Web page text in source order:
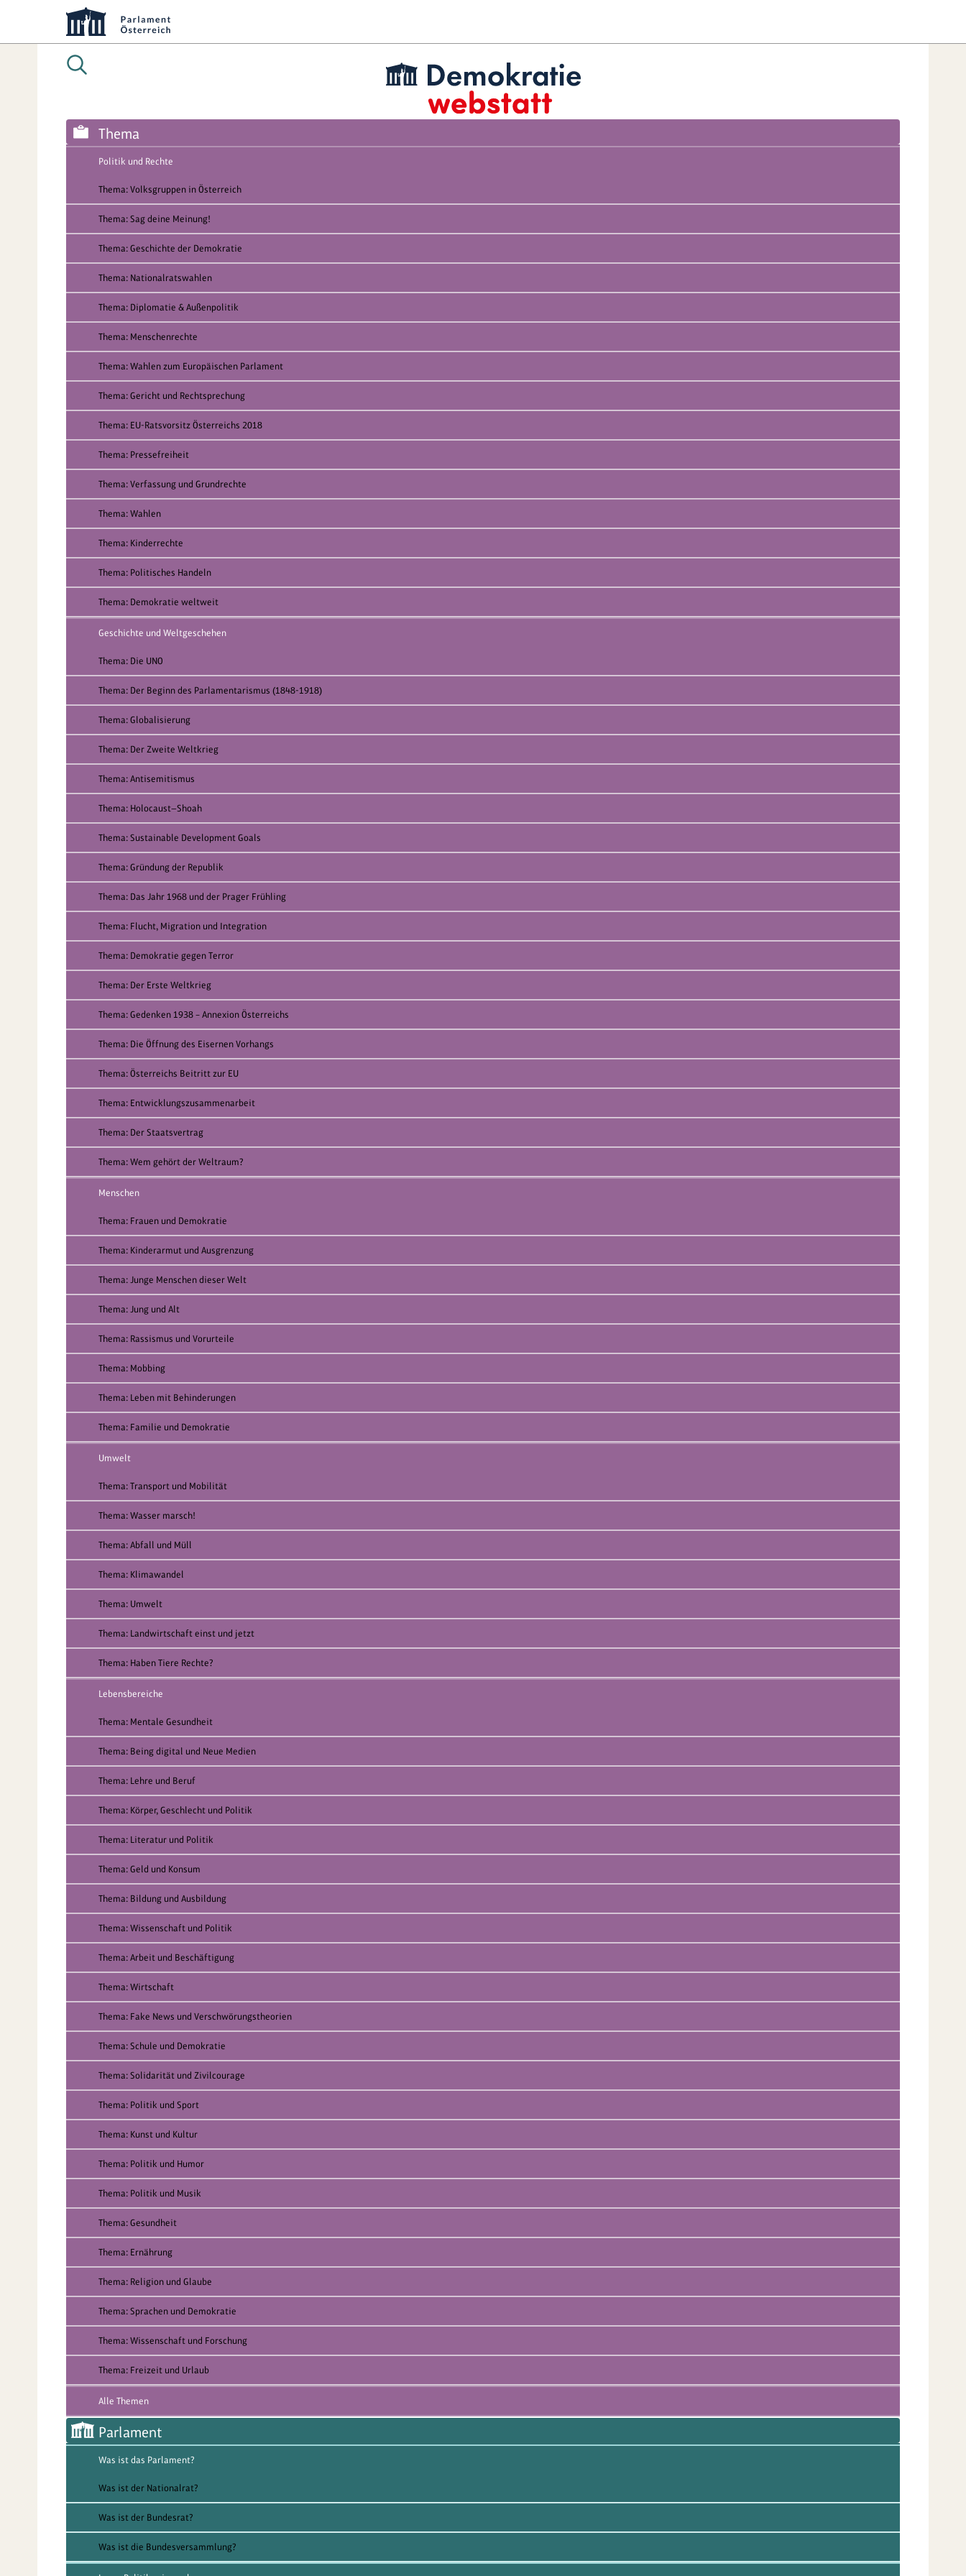
Thema
Politik und Rechte
Thema: Volksgruppen in Österreich
Thema: Sag deine Meinung!
Thema: Geschichte der Demokratie
Thema: Nationalratswahlen
Thema: Diplomatie & Außenpolitik
Thema: Menschenrechte
Thema: Wahlen zum Europäischen Parlament
Thema: Gericht und Rechtsprechung
Thema: EU-Ratsvorsitz Österreichs 2018
Thema: Pressefreiheit
Thema: Verfassung und Grundrechte
Thema: Wahlen
Thema: Kinderrechte
Thema: Politisches Handeln
Thema: Demokratie weltweit
Geschichte und Weltgeschehen
Thema: Die UNO
Thema: Der Beginn des Parlamentarismus (1848-1918)
Thema: Globalisierung
Thema: Der Zweite Weltkrieg
Thema: Antisemitismus
Thema: Holocaust—Shoah
Thema: Sustainable Development Goals
Thema: Gründung der Republik
Thema: Das Jahr 1968 und der Prager Frühling
Thema: Flucht, Migration und Integration
Thema: Demokratie gegen Terror
Thema: Der Erste Weltkrieg
Thema: Gedenken 1938 – Annexion Österreichs
Thema: Die Öffnung des Eisernen Vorhangs
Thema: Österreichs Beitritt zur EU
Thema: Entwicklungszusammenarbeit
Thema: Der Staatsvertrag
Thema: Wem gehört der Weltraum?
Menschen
Thema: Frauen und Demokratie
Thema: Kinderarmut und Ausgrenzung
Thema: Junge Menschen dieser Welt
Thema: Jung und Alt
Thema: Rassismus und Vorurteile
Thema: Mobbing
Thema: Leben mit Behinderungen
Thema: Familie und Demokratie
Umwelt
Thema: Transport und Mobilität
Thema: Wasser marsch!
Thema: Abfall und Müll
Thema: Klimawandel
Thema: Umwelt
Thema: Landwirtschaft einst und jetzt
Thema: Haben Tiere Rechte?
Lebensbereiche
Thema: Mentale Gesundheit
Thema: Being digital und Neue Medien
Thema: Lehre und Beruf
Thema: Körper, Geschlecht und Politik
Thema: Literatur und Politik
Thema: Geld und Konsum
Thema: Bildung und Ausbildung
Thema: Wissenschaft und Politik
Thema: Arbeit und Beschäftigung
Thema: Wirtschaft
Thema: Fake News und Verschwörungstheorien
Thema: Schule und Demokratie
Thema: Solidarität und Zivilcourage
Thema: Politik und Sport
Thema: Kunst und Kultur
Thema: Politik und Humor
Thema: Politik und Musik
Thema: Gesundheit
Thema: Ernährung
Thema: Religion und Glaube
Thema: Sprachen und Demokratie
Thema: Wissenschaft und Forschung
Thema: Freizeit und Urlaub
Alle Themen
Parlament
Was ist das Parlament?
Was ist der Nationalrat?
Was ist der Bundesrat?
Was ist die Bundesversammlung?